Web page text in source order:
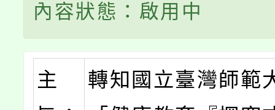
內容狀態：啟用中
主
轉知國立臺灣師範